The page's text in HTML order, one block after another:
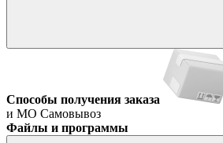
Способы получения заказа
и МО Самовывоз
Файлы и программы